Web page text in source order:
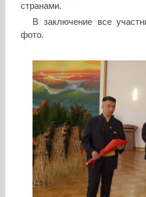
странами.
В заключение все
фото.